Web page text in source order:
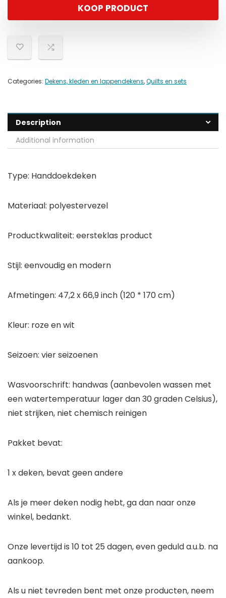
KOOP PRODUCT
Categories: Dekens, kleden en lappendekens,Quilts en sets
Description
Additional information
Type: Handdoekdeken
Materiaal: polyestervezel
Productkwaliteit: eersteklas product
Stijl: eenvoudig en modern
Afmetingen: 47,2 x 66,9 inch (120 * 170 cm)
Kleur: roze en wit
Seizoen: vier seizoenen
Wasvoorschrift: handwas (aanbevolen wassen met
een watertemperatuur lager dan 30 graden Celsius),
niet strijken, niet chemisch reinigen
Pakket bevat:
1 x deken, bevat geen andere
Als je meer deken nodig hebt, ga dan naar onze
winkel, bedankt.
Onze levertijd is 10 tot 25 dagen, even geduld a.u.b. na
aankoop.
Als u niet tevreden bent met onze producten, neem